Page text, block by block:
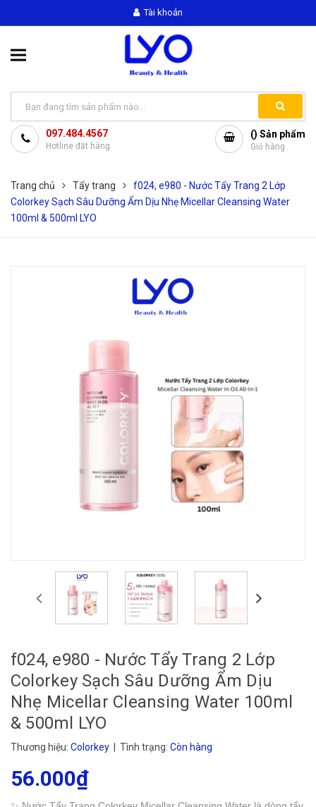
Tài khoản
097.484.4567
Hotline đặt hàng
() Sản phẩm
Giỏ hàng
Trang chủ Tẩy trang
f024, e980 - Nước Tẩy Trang 2 Lớp
Colorkey Sạch Sâu Dưỡng Ẩm Dịu Nhẹ Micellar Cleansing Water
100ml & 500ml LYO
f024, e980 - Nước Tẩy Trang 2 Lớp
Colorkey Sạch Sâu Dưỡng Ẩm Dịu
Nhẹ Micellar Cleansing Water 100ml
& 500ml LYO
Thương hiệu: Colorkey | Tình trạng: Còn hàng
56.000₫